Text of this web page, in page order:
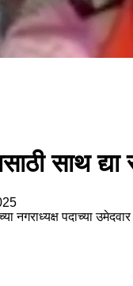
साथ द्या
नगराध्यक्ष पदाच्या